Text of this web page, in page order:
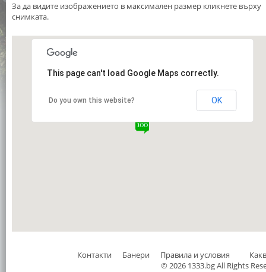
За да видите изображението в максимален размер кликнете върху
снимката.
This page can't load Google Maps correctly.
Do you own this website? OK
Контакти Банери Правила и условия
© 2026 1333.bg All Rights